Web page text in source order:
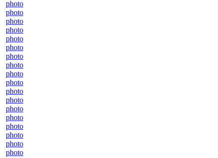
photo
photo
photo
photo
photo
photo
photo
photo
photo
photo
photo
photo
photo
photo
photo
photo
photo
photo